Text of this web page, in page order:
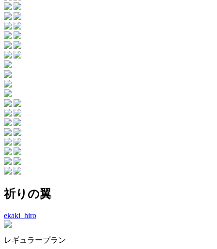
祈りの翼
ekaki_hiro
レギュラープラン